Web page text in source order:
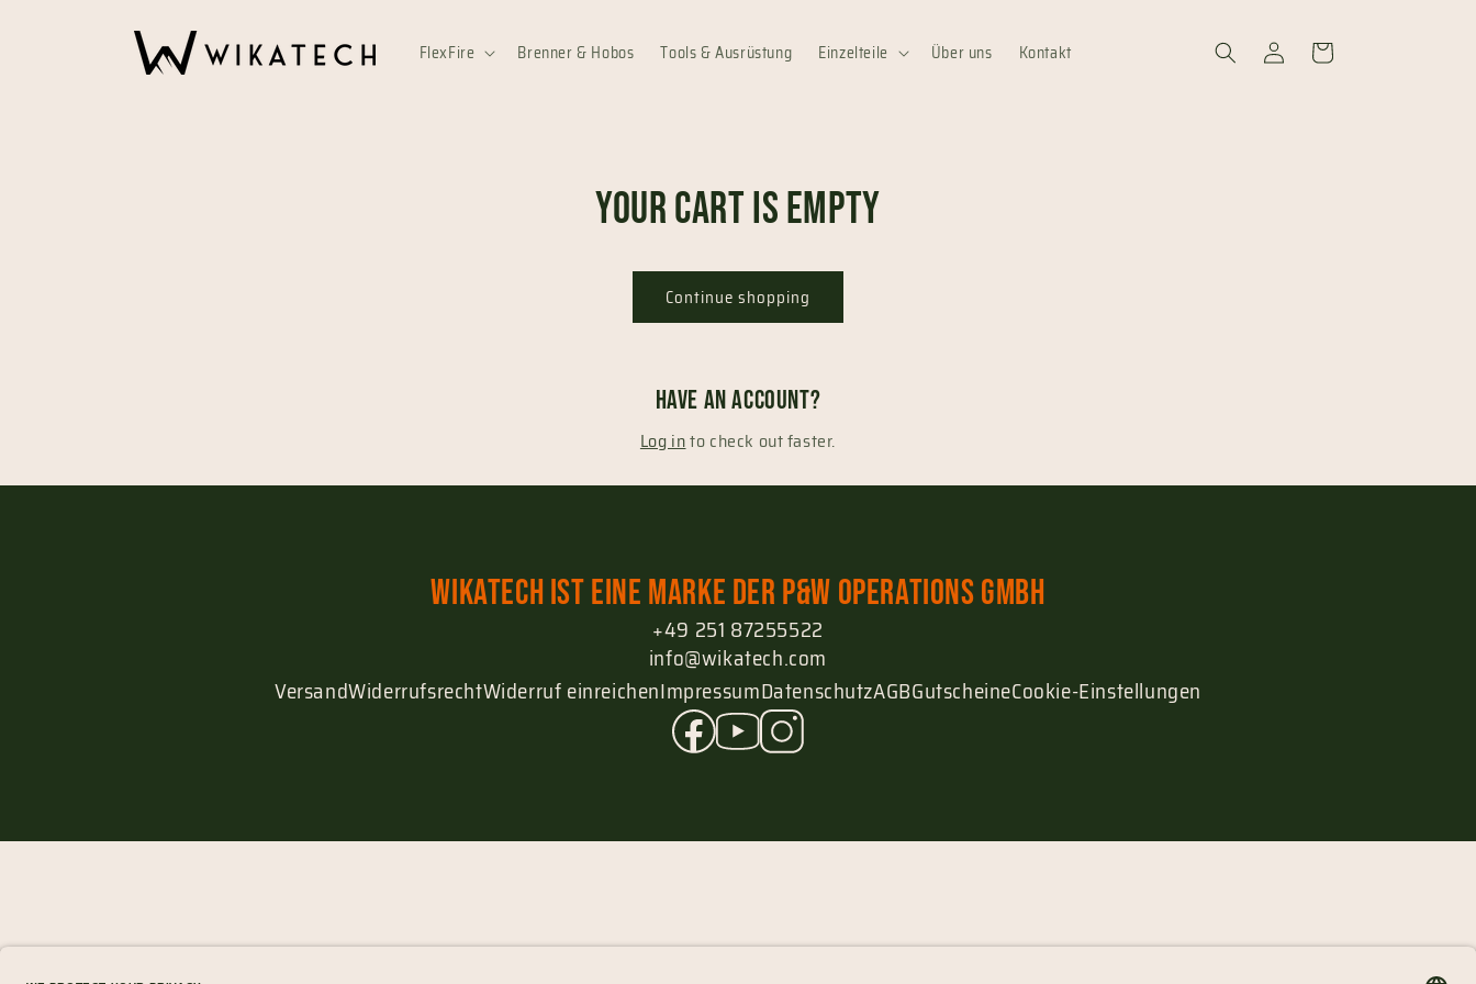
FlexFire Brenner & Hobos Tools & Ausrüstung Einzelteile Über uns Kontakt
Log
in
Cart
Your cart is empty
Continue shopping
Have an account?
Log into check out faster.
Wikatech ist eine Marke der P&W Operations GmbH
+49 251 87255522
info@wikatech.com
VersandWiderrufsrechtWiderruf einreichenImpressumDatenschutzAGBGutscheineCookie-Einstellungen